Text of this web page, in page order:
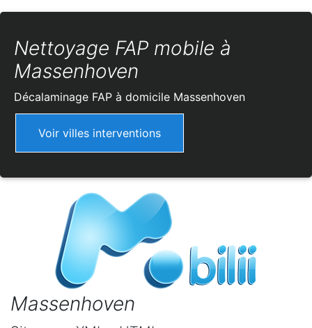
Nettoyage FAP mobile à
Massenhoven
Décalaminage FAP à domicile Massenhoven
Voir villes interventions
Massenhoven